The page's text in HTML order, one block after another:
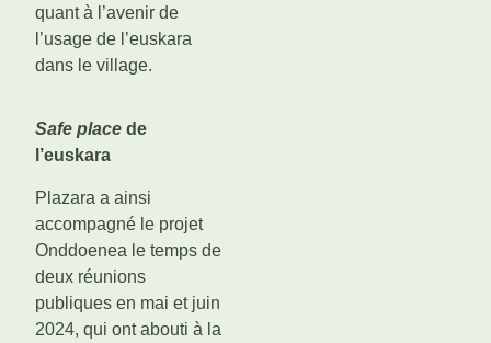
quant à l’avenir de
l’usage de l’euskara
dans le village.
Safe place de
l’euskara
Plazara a ainsi
accompagné le projet
Onddoenea le temps de
deux réunions
publiques en mai et juin
2024, qui ont abouti à la